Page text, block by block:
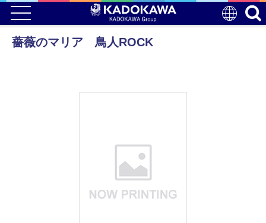
薔薇のマリア 鳥人ROCK